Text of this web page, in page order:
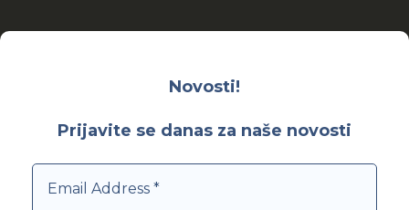
Novosti!
Prijavite se danas za naše novosti